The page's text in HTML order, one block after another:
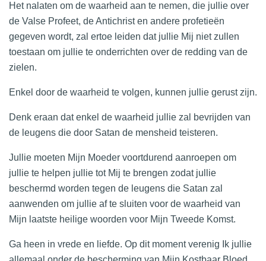
Het nalaten om de waarheid aan te nemen, die jullie over
de Valse Profeet, de Antichrist en andere profetieën
gegeven wordt, zal ertoe leiden dat jullie Mij niet zullen
toestaan om jullie te onderrichten over de redding van de
zielen.
Enkel door de waarheid te volgen, kunnen jullie gerust zijn.
Denk eraan dat enkel de waarheid jullie zal bevrijden van
de leugens die door Satan de mensheid teisteren.
Jullie moeten Mijn Moeder voortdurend aanroepen om
jullie te helpen jullie tot Mij te brengen zodat jullie
beschermd worden tegen de leugens die Satan zal
aanwenden om jullie af te sluiten voor de waarheid van
Mijn laatste heilige woorden voor Mijn Tweede Komst.
Ga heen in vrede en liefde. Op dit moment verenig Ik jullie